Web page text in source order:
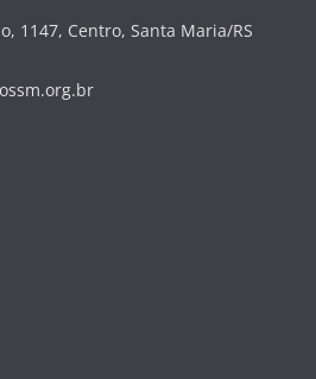
1147, Centro, Santa Maria/RS